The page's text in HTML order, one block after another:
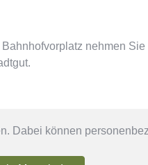
nehmen
Dabei können